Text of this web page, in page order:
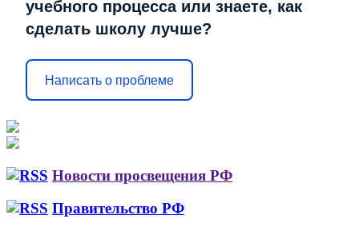
учебного процесса или знаете, как
сделать школу лучше?
Написать о проблеме
Новости просвещения РФ
Правительство РФ